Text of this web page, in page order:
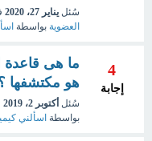
سُئل يناير 27، 2020
العضوية بواسطة
4
إجابة
ما هى قاعدة
هو مكتشفها
سُئل أكتوبر 2، 2019
بواسطة اسألني